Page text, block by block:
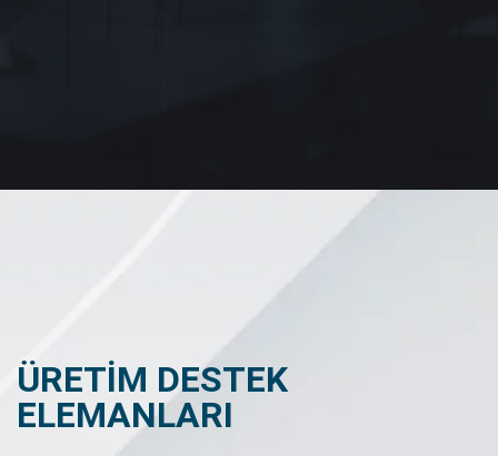
ÜRETİM DESTEK
ELEMANLARI